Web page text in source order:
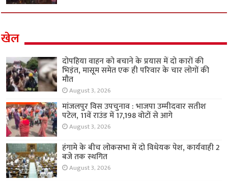
खेल
दोपहिया वाहन को बचाने के प्रयास में दो कारों की
भिड़ंत, मासूम समेत एक ही परिवार के चार लोगों की
मौत
August 3, 2026
मांजलपुर विस उपचुनाव : भाजपा उम्मीदवार सतीश
पटेल, 11वें राउंड में 17,198 वोटों से आगे
August 3, 2026
हंगामे के बीच लोकसभा में दो विधेयक पेश, कार्यवाही 2
बजे तक स्थगित
August 3, 2026